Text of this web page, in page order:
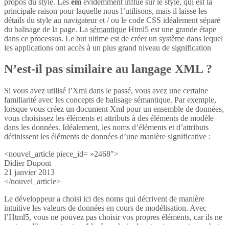
principale raison pour laquelle nous l’utilisons, mais il laisse les
détails du style au navigateur et / ou le code CSS idéalement séparé
du balisage de la page. La sémantique Html5 est une grande étape
dans ce processus. Le but ultime est de créer un système dans lequel
les applications ont accès à un plus grand niveau de signification
N’est-il pas similaire au langage XML ?
Si vous avez utilisé l’Xml dans le passé, vous avez une certaine
familiarité avec les concepts de balisage sémantique. Par exemple,
lorsque vous créez un document Xml pour un ensemble de données,
vous choisissez les éléments et attributs à des éléments de modèle
dans les données. Idéalement, les noms d’éléments et d’attributs
définissent les éléments de données d’une manière significative :
<nouvel_article piece_id= »2468″>
Didier Dupont
21 janvier 2013
</nouvel_article>
Le développeur a choisi ici des noms qui décrivent de manière
intuitive les valeurs de données en cours de modélisation. Avec
l’Html5, vous ne pouvez pas choisir vos propres éléments, car ils ne